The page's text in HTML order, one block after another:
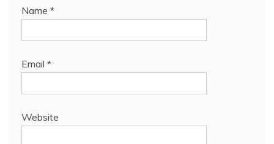
Name *
Email *
Website